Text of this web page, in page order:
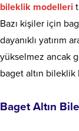
bileklik modelleri
Bazı kişiler için
dayanıklı yatırım
yükselmez ancak
baget altın
Baget Altın